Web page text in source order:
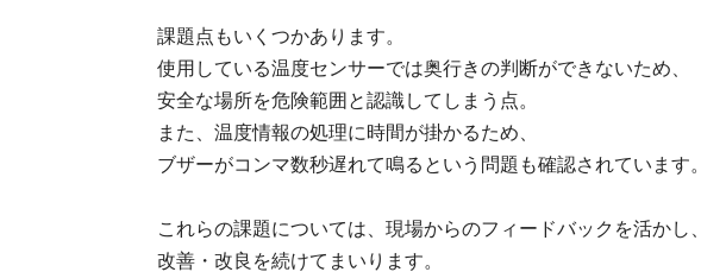
課題点もいくつかあります。
使用している温度センサーでは奥行きの判断ができないため、
安全な場所を危険範囲と認識してしまう点。
また、温度情報の処理に時間が掛かるため、
ブザーがコンマ数秒遅れて鳴るという問題も確認されています。
これらの課題については、現場からのフィードバックを活かし、
改善・改良を続けてまいります。